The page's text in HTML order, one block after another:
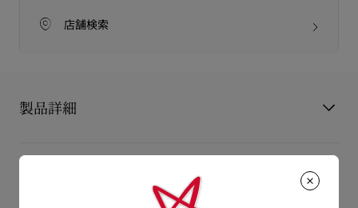
店舗検索
製品詳細
Miss Z Sandal Queen（ミス ジー サンダル クイーン）は、グラ
マラスな存在感とフェミニンなエレガンスが融合した、メゾン
クリスチャン ルブタンのプラットフォームサンダルです。